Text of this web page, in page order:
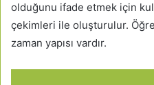
olduğunu ifade etmek için
çekimleri ile oluşturulur.
zaman yapısı vardır.